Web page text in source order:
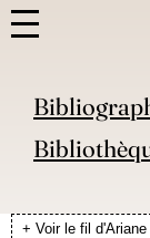
+ Voir le fil d'Ariane